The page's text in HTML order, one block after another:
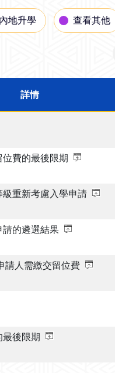
地升學 查看其他
詳情
費的最後限期
重新考慮入學申請
請的遴選結果
請人需繳交留位費
後限期